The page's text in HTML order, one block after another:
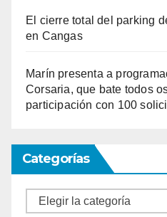
El cierre total del parking
en Cangas
Marín presenta a
Corsaria, que bate todos
participación con 100
Categorías
Categorías